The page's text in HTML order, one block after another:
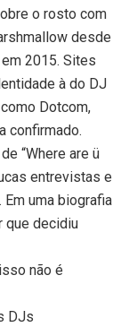
o rosto com
desde
2015. Sites
à do DJ
Dotcom,
confirmado.
“Where are ü
entrevistas e
uma biografia
que decidiu
não é
DJs